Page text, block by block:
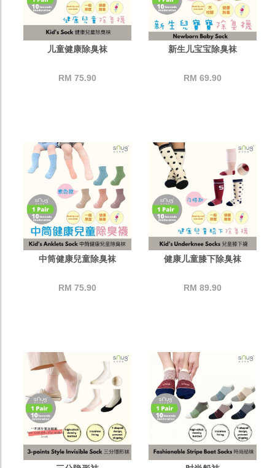
儿童健康除臭袜
RM 75.90
新生儿宝宝除臭袜
RM 69.90
中筒健康兒童除臭袜
RM 75.90
健康儿童膝下除臭袜
RM 89.90